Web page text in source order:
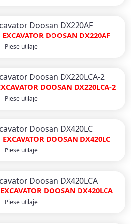
DOOSAN DX220AF
Piese utilaje
DOOSAN DX220LCA-2
Piese utilaje
DOOSAN DX420LC
Piese utilaje
DOOSAN DX420LCA
Piese utilaje